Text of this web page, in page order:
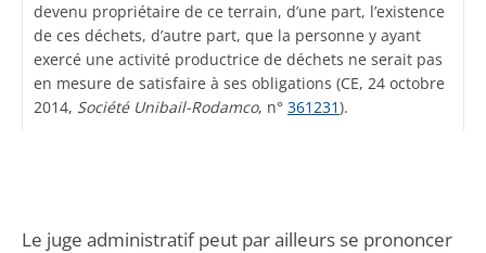
devenu propriétaire de ce terrain, d’une part, l’existence
de ces déchets, d’autre part, que la personne y ayant
exercé une activité productrice de déchets ne serait pas
en mesure de satisfaire à ses obligations (CE, 24 octobre
2014, Société Unibail-Rodamco, n° 361231).
Le juge administratif peut par ailleurs se prononcer